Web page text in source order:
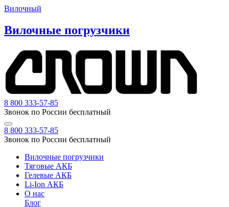
Вилочный
Вилочные погрузчики
8 800 333-57-85
Звонок по России бесплатный
8 800 333-57-85
Звонок по России бесплатный
Вилочные погрузчики
Тяговые АКБ
Гелевые АКБ
Li-Ion АКБ
О нас
Блог